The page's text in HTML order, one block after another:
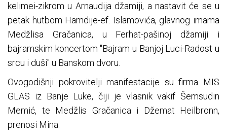
kelimei-zikrom u Arnaudija džamiji, a nastavit će se u
petak hutbom Hamdije-ef. Islamovića, glavnog imama
Medžlisa Gračanica, u Ferhat-pašinoj džamiji i
bajramskim koncertom "Bajram u Banjoj Luci-Radost u
srcu i duši" u Banskom dvoru.
Ovogodišnji pokrovitelji manifestacije su firma MIS
GLAS iz Banje Luke, čiji je vlasnik vakif Šemsudin
Memić, te Medžlis Gračanica i Džemat Heilbronn,
prenosi Mina.